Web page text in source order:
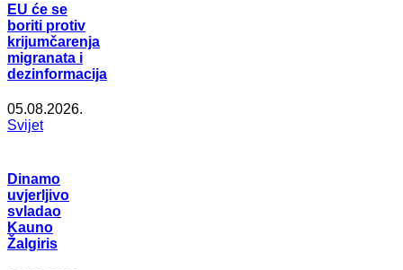
EU će se
boriti protiv
krijumčarenja
migranata i
dezinformacija
05.08.2026.
Svijet
Dinamo
uvjerljivo
svladao
Kauno
Žalgiris